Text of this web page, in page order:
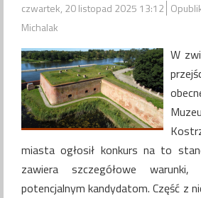
czwartek, 20 listopad 2025 13:12
Michalak
W
miasta ogłosił konkurs na to
zawiera szczegółowe
potencjalnym kandydatom. Część z